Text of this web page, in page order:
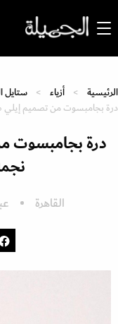
الرئيسية أزياء
ستايل
درة بجامبسوت من تصميم إيلي
درة بجامبسوت
القاهرة